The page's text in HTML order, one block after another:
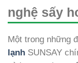
nghệ sấy
Một trong những
lạnh SUNSAY